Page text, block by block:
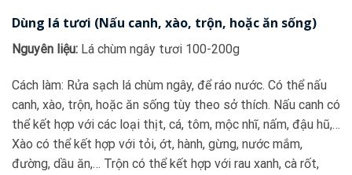
Dùng lá tươi (Nấu canh, xào, trộn, hoặc ăn sống)
Nguyên liệu: Lá chùm ngây tươi 100-200g
Cách làm: Rửa sạch lá chùm ngây, để ráo nước. Có thể nấu
canh, xào, trộn, hoặc ăn sống tùy theo sở thích. Nấu canh có
thể kết hợp với các loại thịt, cá, tôm, mộc nhĩ, nấm, đậu hũ,…
Xào có thể kết hợp với tỏi, ớt, hành, gừng, nước mắm,
đường, dầu ăn,… Trộn có thể kết hợp với rau xanh, cà rốt,